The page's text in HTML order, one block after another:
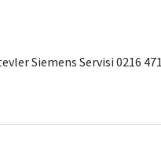
Siemens Servisi 0216